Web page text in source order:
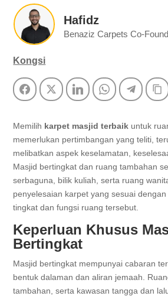
Hafidz
Benaziz Carpets Co-
Kongsi
FacebookTwitter LinkedInWhatsApp
Memilih karpet masjid terbaik untuk
memerlukan pertimbangan yang teliti,
melibatkan aspek keselamatan,
Masjid bertingkat dan ruang tambahan
serbaguna, bilik kuliah, serta ruang
penyelesaian karpet yang sesuai
tingkat dan fungsi ruang tersebut.
Keperluan Khusus
Bertingkat
Masjid bertingkat mempunyai cabaran
bentuk dalaman dan aliran jemaah.
tambahan, serta kawasan tangga dan